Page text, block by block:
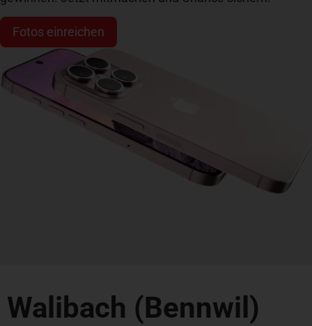
Fotos einreichen
Walibach (Bennwil)